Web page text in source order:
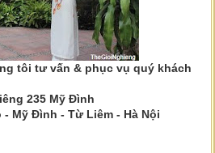
tôi tư vấn & phục vụ quý khách
235 Mỹ Đình
Mỹ Đình - Từ Liêm - Hà Nội